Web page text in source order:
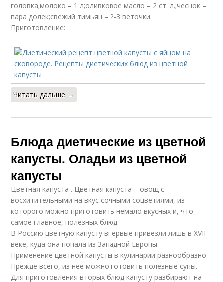
головка;молоко – 1 л;оливковое масло – 2 ст. л.;чеснок –
пара долек;свежий тимьян – 2-3 веточки.
Приготовление:
Читать дальше →
Блюда диетические из цветной
капусты. Оладьи из цветной
капусты
Цветная капуста . Цветная капуста – овощ с
восхитительными на вкус сочными соцветиями, из
которого можно приготовить немало вкусных и, что
самое главное, полезных блюд.
В Россию цветную капусту впервые привезли лишь в XVII
веке, куда она попала из Западной Европы.
Применение цветной капусты в кулинарии разнообразно.
Прежде всего, из нее можно готовить полезные супы.
Для приготовления вторых блюд капусту разбирают на